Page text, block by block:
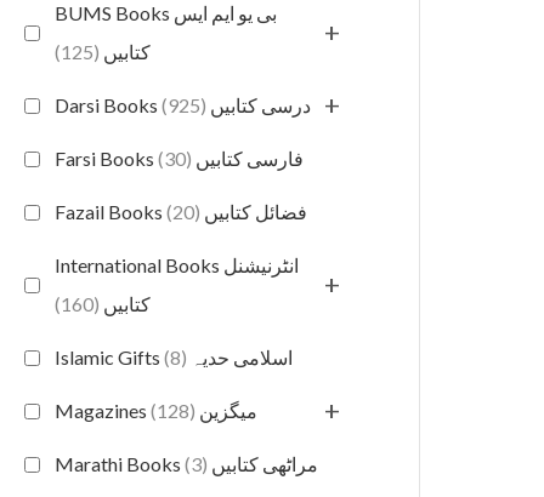
BUMS Books بی یو ایم ایس
کتابیں (125)
+
Darsi Books درسی کتابیں (925) +
Farsi Books فارسی کتابیں (30)
Fazail Books فضائل کتابیں (20)
International Books انٹرنیشنل
کتابیں (160)
+
Islamic Gifts اسلامی حدیہ (8)
Magazines میگزین (128) +
Marathi Books مراٹھی کتابیں (3)